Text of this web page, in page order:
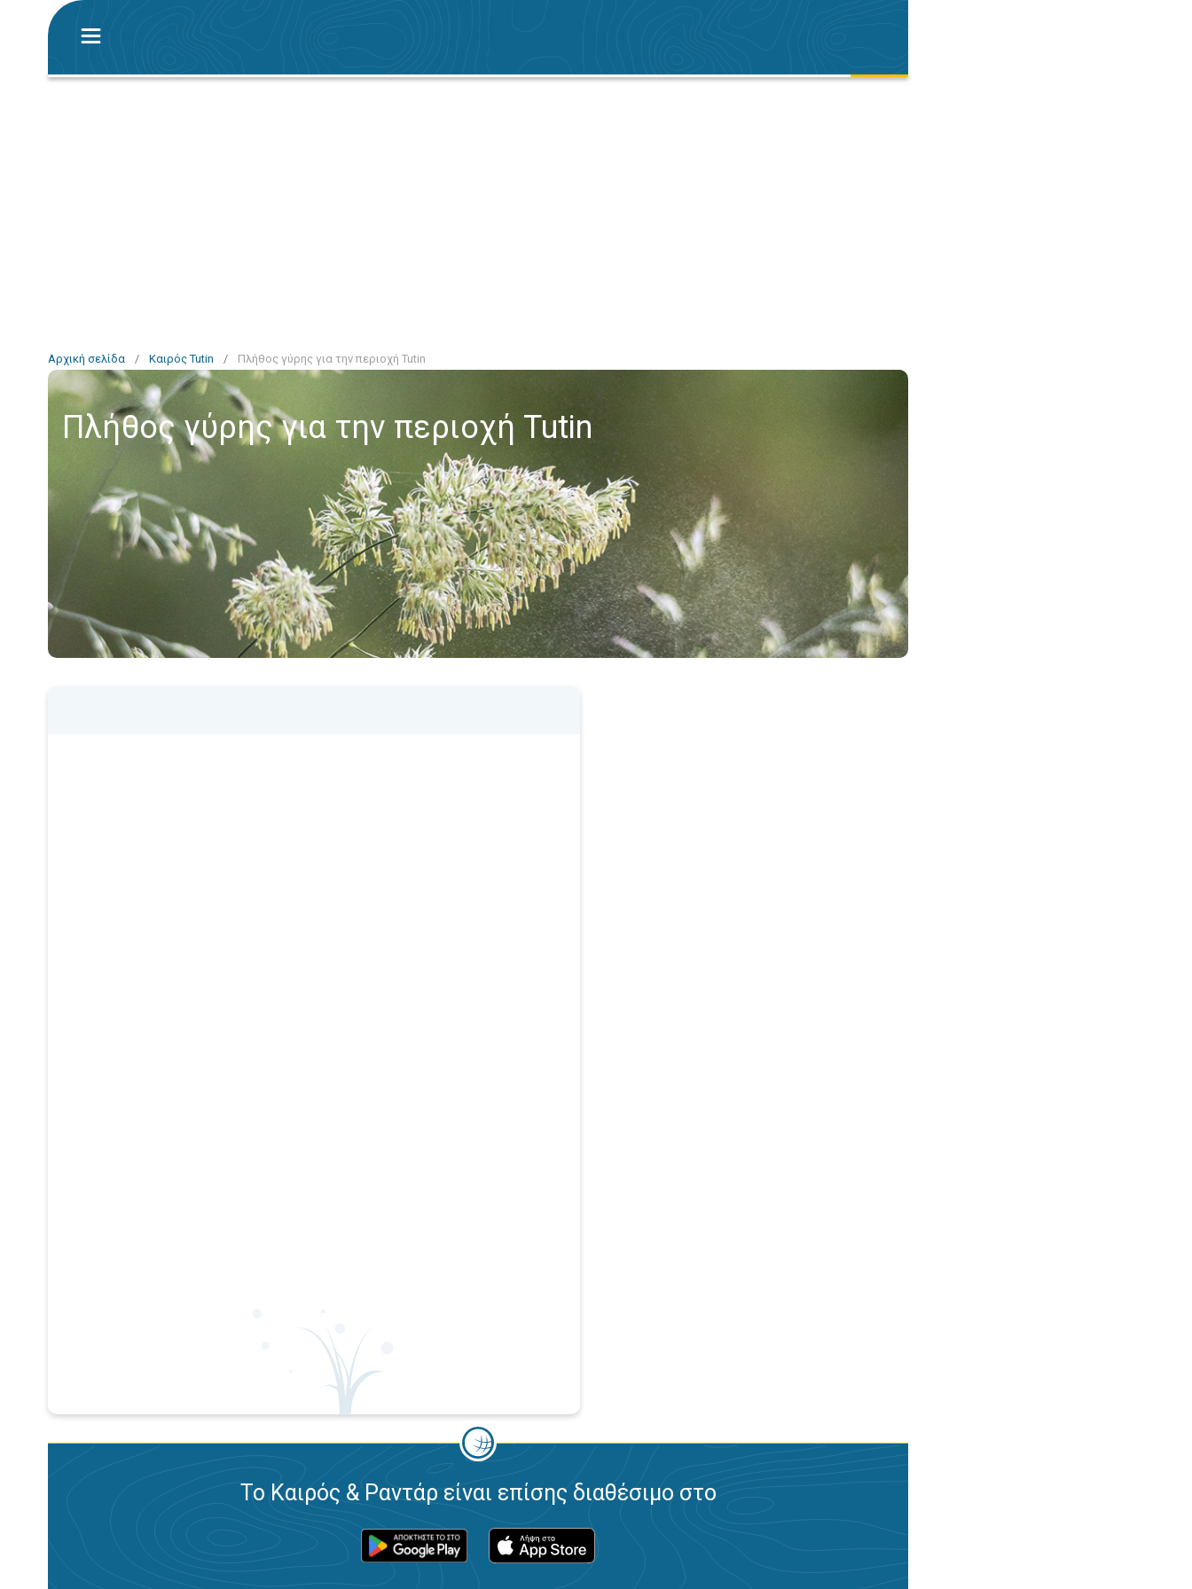
Αρχική σελίδα / Καιρός Tutin / Πλήθος γύρης για την περιοχή Tutin
Πλήθος γύρης για την περιοχή Tutin
Το Καιρός & Ραντάρ είναι επίσης διαθέσιμο στο